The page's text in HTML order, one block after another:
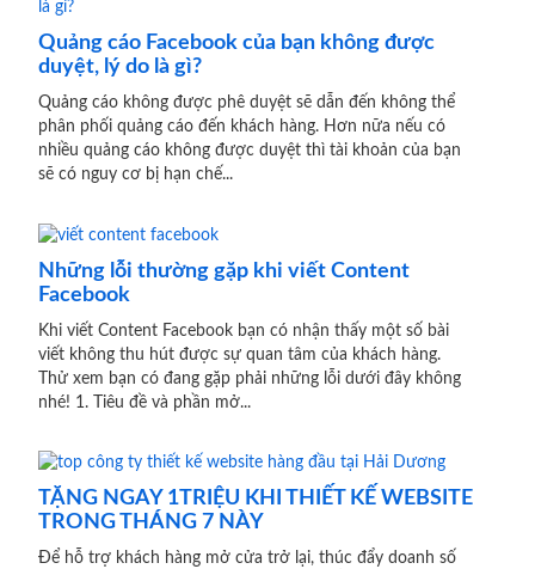
Quảng cáo Facebook của bạn không được
duyệt, lý do là gì?
Quảng cáo không được phê duyệt sẽ dẫn đến không thể
phân phối quảng cáo đến khách hàng. Hơn nữa nếu có
nhiều quảng cáo không được duyệt thì tài khoản của bạn
sẽ có nguy cơ bị hạn chế...
Những lỗi thường gặp khi viết Content
Facebook
Khi viết Content Facebook bạn có nhận thấy một số bài
viết không thu hút được sự quan tâm của khách hàng.
Thử xem bạn có đang gặp phải những lỗi dưới đây không
nhé! 1. Tiêu đề và phần mở...
TẶNG NGAY 1TRIỆU KHI THIẾT KẾ WEBSITE
TRONG THÁNG 7 NÀY
Để hỗ trợ khách hàng mở cửa trở lại, thúc đẩy doanh số